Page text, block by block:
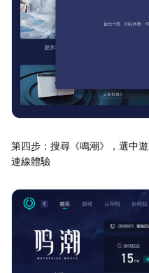
第四步：搜尋《鳴潮》，選中
連線體驗